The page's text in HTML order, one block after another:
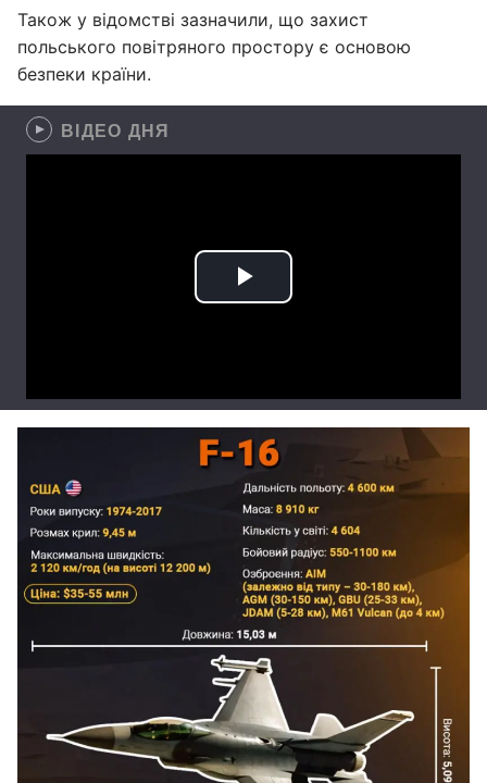
Також у відомстві зазначили, що захист
польського повітряного простору є основою
безпеки країни.
ВІДЕО ДНЯ